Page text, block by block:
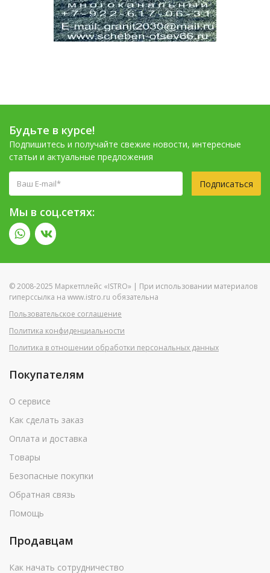
Будьте в курсе!
Подпишитесь и получайте свежие новости, интересные
статьи и актуальные предложения
Подписаться
Мы в соц.сетях:
© 2008-2025 Маркетплейс «ISTRO» | При использовании материалов
гиперссылка на www.istro.ru обязательна
Пользовательское соглашение
Политика конфиденциальности
Политика в отношении обработки персональных данных
Покупателям
О сервисе
Как сделать заказ
Оплата и доставка
Товары
Безопасные покупки
Обратная связь
Помощь
Продавцам
Как начать сотрудничество